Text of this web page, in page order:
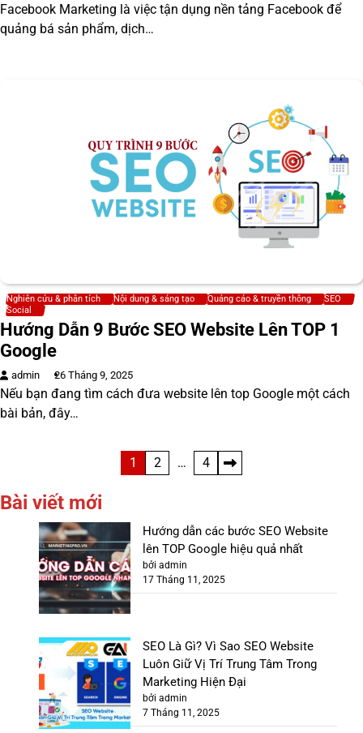
Facebook Marketing là việc tận dụng nền tảng Facebook để
quảng bá sản phẩm, dịch…
Nghiên cứu & phân tích Nội dung & sáng tạo Quảng cáo & truyền thông
SEO
Social
Hướng Dẫn 9 Bước SEO Website Lên TOP 1
Google
admin 26 Tháng 9, 2025
Nếu bạn đang tìm cách đưa website lên top Google một cách
bài bản, đây…
trang
1 2 … 4
Bài viết mới
Hướng dẫn các bước SEO Website
lên TOP Google hiệu quả nhất
bởi admin
17 Tháng 11, 2025
SEO Là Gì? Vì Sao SEO Website
Luôn Giữ Vị Trí Trung Tâm Trong
Marketing Hiện Đại
bởi admin
7 Tháng 11, 2025